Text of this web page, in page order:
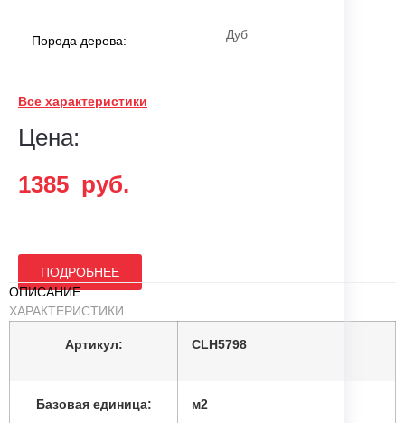
Порода дерева: Дуб
Фаска:
Тон:
Длина:
Толщина: 8 мм
Тип соединения:
Все характеристики
Цена:
1385 руб.
ПОДРОБНЕЕ
ОПИСАНИЕ
ХАРАКТЕРИСТИКИ
Артикул: CLH5798
Базовая единица: м2